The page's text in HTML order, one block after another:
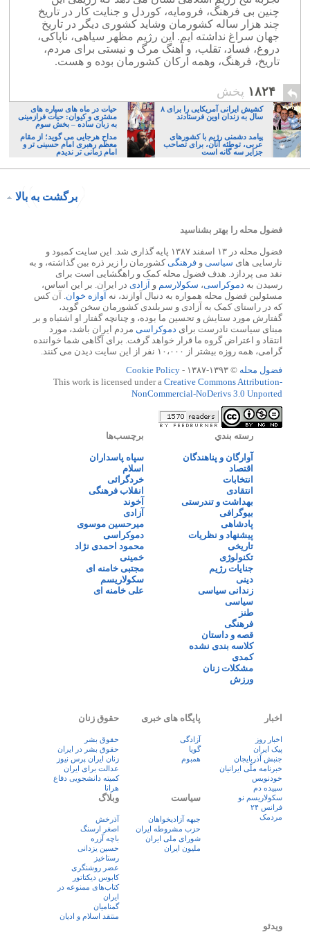
چنین بی فرهنگ، فرومایه، کوردل و جنایت کار در تاریخ
چند هزار ساله کشورمان وشاید کشوری دیگر در تاریخ
جهان سراغ نداشته ایم. این رژیم مظهر سیاهی، ناپاکی،
دروغ، فساد، تقلب، و آهنگ مرگ و نیستی برای مردم،
تاریخ، فرهنگ، وهمه ارکان کشورمان بوده و هست.
۱۸۲۴ پخش
کشیش ایرانی آمریکایی را برای ۸
سال به زندان اوین فرستادند
حیات در ماه های سیاره های
مشتری و کیوان: حیات فرازمینی
به زبان ساده – بخش سوم
پیامد دشمنی رژیم با کشورهای
عربی، توطئه آنان، برای تصاحب
جزایر سه گانه است
مداح هرجایی می گوید؛ از مقام
معظم رهبری امام حسینی تر و
امام زمانی تر ندیدم
برگشت به بالا
فضول محله را بهتر بشناسید
فضول محله در ۱۳ اسفند ۱۳۸۷ پایه گذاری شد. این سایت کمبود و
نارسایی های سیاسی و فرهنگیکشورمان را زیر ذره بین گذاشته، و به
نقد می پردازد. هدف فضول محله کمک و راهگشایی است برای
رسیدن به دموکراسی، سکولارسم و آزادی در ایران. بر این اساس،
مسئولین فضول محله همواره به دنبال آوازند، نه آوازه خوان. آن کس
که در راستای کمک به آزادی و سربلندی کشورمان سخن گوید،
گفتارش مورد ستایش و تحسین ما بوده، و چنانچه گفتار او اشتباه و بر
مبنای سیاست نادرست برای دموکراسی مردم ایران باشد، مورد
انتقاد و اعتراض گروه ما قرار خواهد گرفت. برای آگاهی شما خواننده
گرامی، همه روزه بیشتر از ۱۰،۰۰۰ نفر از این سایت دیدن می کنند.
فضول محله © ۱۳۹۳-۱۳۸۷ -
Cookie Policy
This work is licensed under a Creative Commons Attribution-
NonCommercial-NoDerivs 3.0 Unported
رسته بندي
آوارگان و پناهندگان
اقتصاد
انتخابات
انتقادی
بهداشت و تندرستی
بیوگرافی
پادشاهی
پیشنهاد و نظریات
تاریخی
تکنولوژی
جنایات رژیم
دینی
زندانی سیاسی
سیاسی
طنز
فرهنگی
قصه و داستان
کلاسه بندی نشده
کمدی
مشکلات زنان
ورزش
برچسب‌ها
سپاه پاسداران
اسلام
خردگرائی
انقلاب فرهنگی
آخوند
آزادی
میرحسین موسوی
دموکراسی
محمود احمدی نژاد
خمینی
مجتبی خامنه ای
سکولاریسم
علی خامنه ای
اخبار
اخبار روز
پيک ايران
جنبش آذربایجان
خبرنامه ملّی ایرانیان
خودنویس
سپیده دم
سکولاریسم نو
فرانس ۲۴
مردمک
پایگاه های خبری
آزادگی
گویا
همبوم
حقوق زنان
حقوق بشر
حقوق بشر در ایران
زنان ايران پرس نيوز
عدالت برای ایران
کمیته دانشجویی دفاع
هرانا
سیاست
جبهه آزادیخواهان
حزب مشروطه ایران
شورای ملی ایران
ملیون ایران
وبلاگ
آذرخش
اصغر ارسنگ
باچه آزره
حسین یزدانی
رستاخیز
عضر روشنگری
کابوس دیکتاتور
کتاب‌های ممنوعه در
ایران
گمنامیان
منتقد اسلام و ادیان
ویدئو